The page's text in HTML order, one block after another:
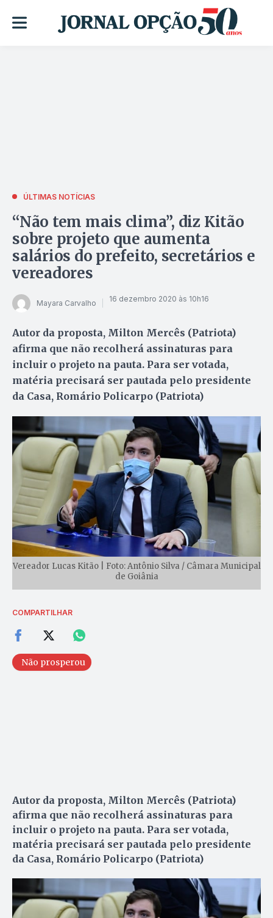
ÚLTIMAS NOTÍCIAS
“Não tem mais clima”, diz Kitão
sobre projeto que aumenta
salários do prefeito, secretários e
vereadores
Mayara Carvalho 16 dezembro 2020 às 10h16
Autor da proposta, Milton Mercês (Patriota)
afirma que não recolherá assinaturas para
incluir o projeto na pauta. Para ser votada,
matéria precisará ser pautada pelo presidente
da Casa, Romário Policarpo (Patriota)
Vereador Lucas Kitão | Foto: Antônio Silva / Câmara Municipal
de Goiânia
COMPARTILHAR
Não prosperou
Autor da proposta, Milton Mercês (Patriota)
afirma que não recolherá assinaturas para
incluir o projeto na pauta. Para ser votada,
matéria precisará ser pautada pelo presidente
da Casa, Romário Policarpo (Patriota)